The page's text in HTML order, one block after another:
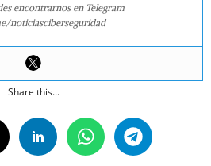
encontrarnos en Telegram
noticiasciberseguridad
Share this...